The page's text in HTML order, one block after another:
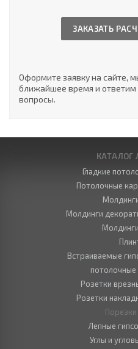
ЗАКАЗАТЬ
Оформите заявку на сайте,
ближайшее время и
вопросы.
КАТАЛОГ
Гладкие
Потолочные
Молдинги
Встраиваемые
Розетки
Розетки
Лепные
Углы и